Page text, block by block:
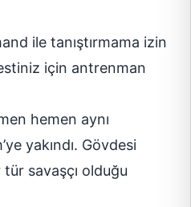
ile tanıştırmama izin
için antrenman
hemen aynı
yakındı. Gövdesi
savaşçı olduğu